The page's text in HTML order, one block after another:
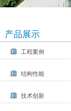
产品展示
工程案例
结构性能
技术创新